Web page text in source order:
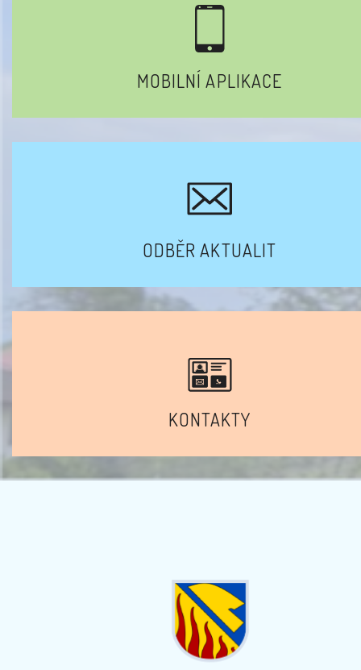
MOBILNÍ APLIKACE
ODBĚR AKTUALIT
KONTAKTY